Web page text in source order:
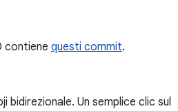
contiene questi commit.
Un semplice clic sul